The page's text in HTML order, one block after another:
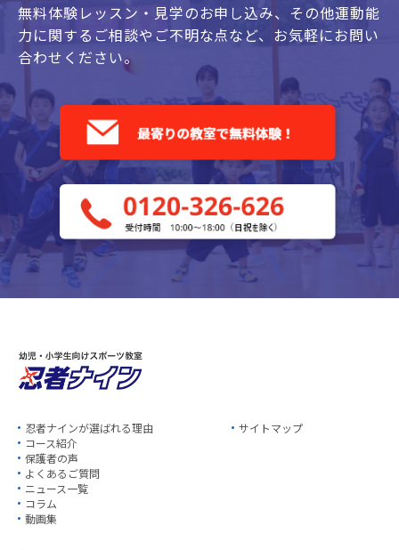
無料体験レッスン・見学のお申し込み、 その他運動能
力に関するご相談やご不明な点など、 お気軽にお問い
合わせください。
忍者ナインが選ばれる理由
コース紹介
保護者の声
よくあるご質問
ニュース一覧
コラム
動画集
サイトマップ